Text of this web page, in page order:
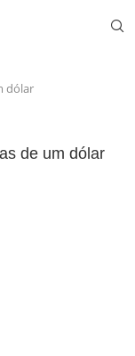
dólar
de um dólar